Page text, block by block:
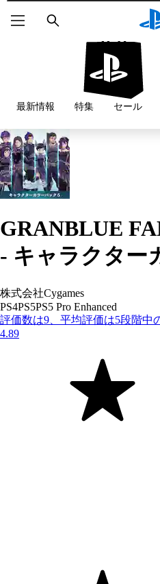
索
最新情報 特集 セール
GRANBLUE
- キャラクター
株式会社Cygames
PS4PS5PS5 Pro Enhanced
評価数は9、平均評価は5段階中
4.89